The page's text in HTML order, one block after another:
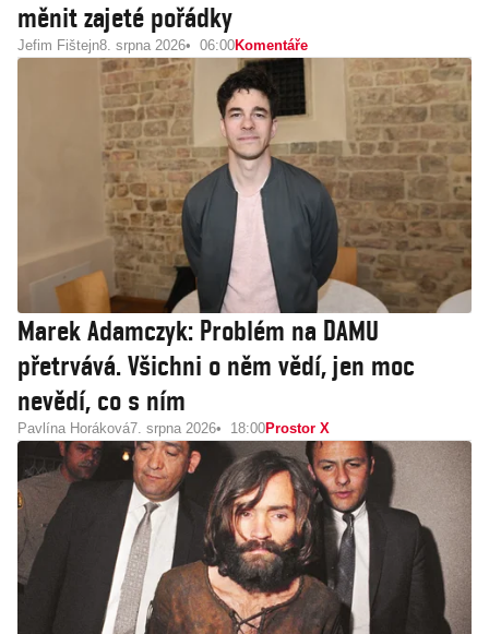
měnit zajeté pořádky
Jefim Fištejn8. srpna 2026 06:00Komentáře
Marek Adamczyk: Problém na DAMU
přetrvává. Všichni o něm vědí, jen moc
nevědí, co s ním
Pavlína Horáková7. srpna 2026 18:00Prostor X